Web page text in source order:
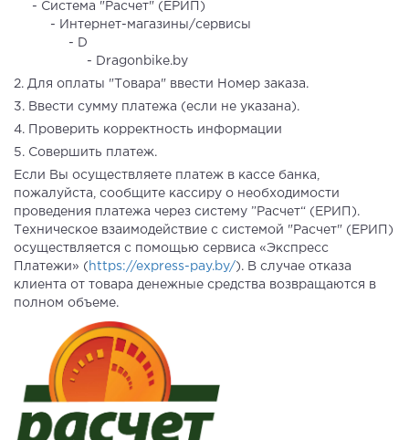
- Система "Расчет" (ЕРИП)
- Интернет-магазины/сервисы
- D
- Dragonbike.by
2. Для оплаты "Товара" ввести Номер заказа.
3. Ввести сумму платежа (если не указана).
4. Проверить корректность информации
5. Совершить платеж.
Если Вы осуществляете платеж в кассе банка,
пожалуйста, сообщите кассиру о необходимости
проведения платежа через систему ”Расчет“ (ЕРИП).
Техническое взаимодействие с системой "Расчет" (ЕРИП)
осуществляется с помощью сервиса «Экспресс
Платежи» ( https://express-pay.by/). В случае отказа
клиента от товара денежные средства возвращаются в
полном объеме.